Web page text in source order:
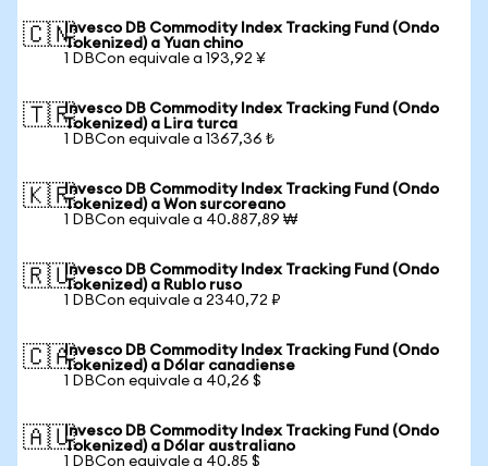
🇨🇳Invesco DB Commodity Index Tracking Fund (Ondo
Tokenized) a Yuan chino
1 DBCon equivale a 193,92 ¥
🇹🇷Invesco DB Commodity Index Tracking Fund (Ondo
Tokenized) a Lira turca
1 DBCon equivale a 1367,36 ₺
🇰🇷Invesco DB Commodity Index Tracking Fund (Ondo
Tokenized) a Won surcoreano
1 DBCon equivale a 40.887,89 ₩
🇷🇺Invesco DB Commodity Index Tracking Fund (Ondo
Tokenized) a Rublo ruso
1 DBCon equivale a 2340,72 ₽
🇨🇦Invesco DB Commodity Index Tracking Fund (Ondo
Tokenized) a Dólar canadiense
1 DBCon equivale a 40,26 $
🇦🇺Invesco DB Commodity Index Tracking Fund (Ondo
Tokenized) a Dólar australiano
1 DBCon equivale a 40,85 $